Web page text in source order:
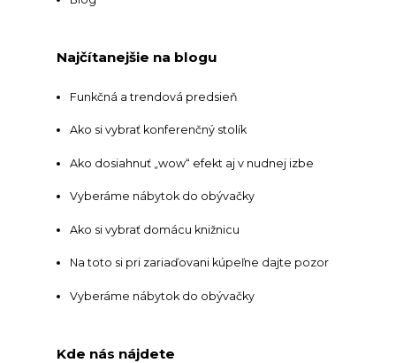
Najčítanejšie na blogu
Funkčná a trendová predsieň
Ako si vybrať konferenčný stolík
Ako dosiahnuť „wow“ efekt aj v nudnej izbe
Vyberáme nábytok do obývačky
Ako si vybrať domácu knižnicu
Na toto si pri zariaďovani kúpeľne dajte pozor
Vyberáme nábytok do obývačky
Kde nás nájdete